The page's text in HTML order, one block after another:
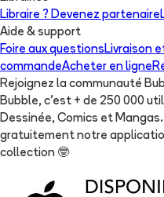
Libraire ? Devenez partenaire
Aide & support
Foire aux questionsLivraison
commandeAcheter en ligne
Rejoignez la communauté
Bubble, c'est + de 250 000
Dessinée, Comics et
gratuitement notre
collection 🤓